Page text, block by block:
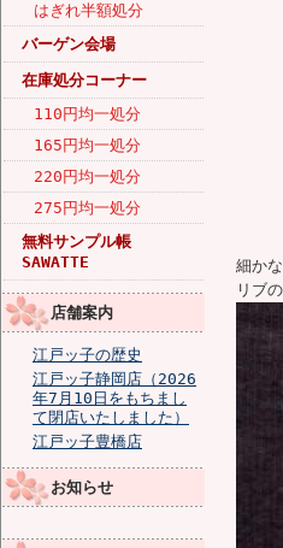
はぎれ半額処分
バーゲン会場
在庫処分コーナー
110円均一処分
165円均一処分
220円均一処分
275円均一処分
無料サンプル帳
SAWATTE
店舗案内
江戸ッ子の歴史
江戸ッ子静岡店（2026
年7月10日をもちまし
て閉店いたしました）
江戸ッ子豊橋店
お知らせ
細か
リブ